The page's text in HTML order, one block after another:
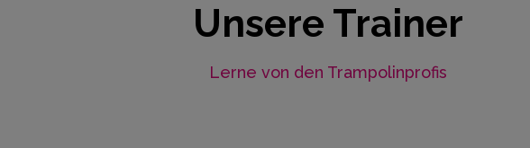
Unsere Trainer
Lerne von den Trampolinprofis